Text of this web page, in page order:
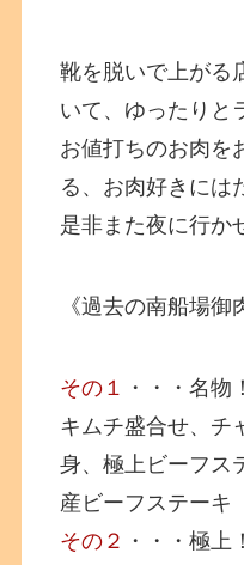
靴を脱いで上がる
いて、ゆったりと
お値打ちのお肉を
る、お肉好きには
是非また夜に行か
《過去の南船場御
その１ ・・・名物
キムチ盛合せ、チ
身、極上ビーフス
産ビーフステーキ
その２ ・・・極上